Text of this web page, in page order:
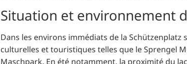
Situation et environnement
Dans les environs immédiats de la
culturelles et touristiques telles que le Sprengel
Maschpark. En été notamment, la proximité du